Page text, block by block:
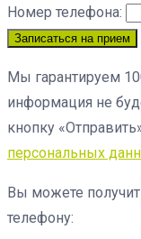
Номер телефона:
Записаться на прием
Мы гарантируем
информация не
кнопку
персональных
Вы можете
телефону: